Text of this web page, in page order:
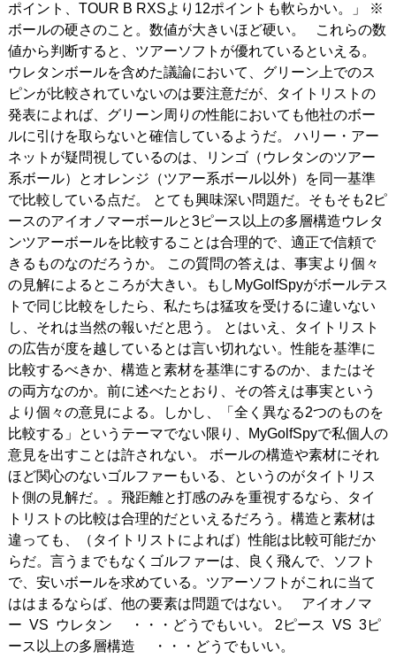
ポイント、TOUR B RXSより12ポイントも軟らかい。」 ※
ボールの硬さのこと。数値が大きいほど硬い。 これらの数
値から判断すると、ツアーソフトが優れているといえる。
ウレタンボールを含めた議論において、グリーン上でのス
ピンが比較されていないのは要注意だが、タイトリストの
発表によれば、グリーン周りの性能においても他社のボー
ルに引けを取らないと確信しているようだ。 ハリー・アー
ネットが疑問視しているのは、リンゴ（ウレタンのツアー
系ボール）とオレンジ（ツアー系ボール以外）を同一基準
で比較している点だ。 とても興味深い問題だ。そもそも2ピ
ースのアイオノマーボールと3ピース以上の多層構造ウレタ
ンツアーボールを比較することは合理的で、適正で信頼で
きるものなのだろうか。 この質問の答えは、事実より個々
の見解によるところが大きい。もしMyGolfSpyがボールテス
トで同じ比較をしたら、私たちは猛攻を受けるに違いない
し、それは当然の報いだと思う。 とはいえ、タイトリスト
の広告が度を越しているとは言い切れない。性能を基準に
比較するべきか、構造と素材を基準にするのか、またはそ
の両方なのか。前に述べたとおり、その答えは事実という
より個々の意見による。しかし、「全く異なる2つのものを
比較する」というテーマでない限り、MyGolfSpyで私個人の
意見を出すことは許されない。 ボールの構造や素材にそれ
ほど関心のないゴルファーもいる、というのがタイトリス
ト側の見解だ。。飛距離と打感のみを重視するなら、タイ
トリストの比較は合理的だといえるだろう。構造と素材は
違っても、（タイトリストによれば）性能は比較可能だか
らだ。言うまでもなくゴルファーは、良く飛んで、ソフト
で、安いボールを求めている。ツアーソフトがこれに当て
ははまるならば、他の要素は問題ではない。
アイオノマ
ー VS ウレタン ・・・どうでもいい。 2ピース VS 3ピ
ース以上の多層構造 ・・・どうでもいい。